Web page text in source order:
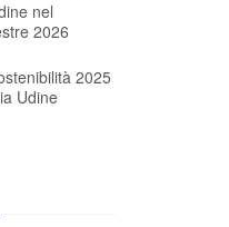
nel
2026
2025
Udine